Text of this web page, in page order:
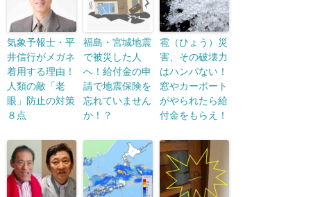
気象予報士・平
井信行がメガネ
着用する理由！
人類の敵「老
眼」防止の対策
８点
福島・宮城地震
で被災した人
へ！給付金の申
請で地震保険を
忘れていません
か！？
雹（ひょう）災
害、その破壊力
はハンパない！
窓やカーポート
がやられたら給
付金をもらえ！